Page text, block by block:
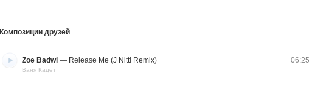
Композиции друзей
06:25
Zoe Badwi — Release Me (J Nitti Remix)
Ваня Кадет